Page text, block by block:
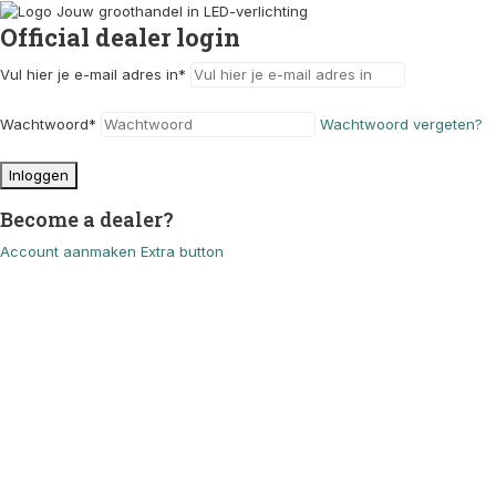
Official dealer login
Vul hier je e-mail adres in*
Wachtwoord* Wachtwoord vergeten?
Inloggen
Become a dealer?
Account aanmaken Extra button